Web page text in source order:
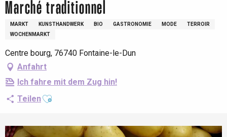
Marché traditionnel
MARKT KUNSTHANDWERK BIO GASTRONOMIE MODE
TERROIR
WOCHENMARKT
Centre bourg, 76740 Fontaine-le-Dun
Anfahrt
Ich fahre mit dem Zug hin!
TeilenAjouter aux favoris